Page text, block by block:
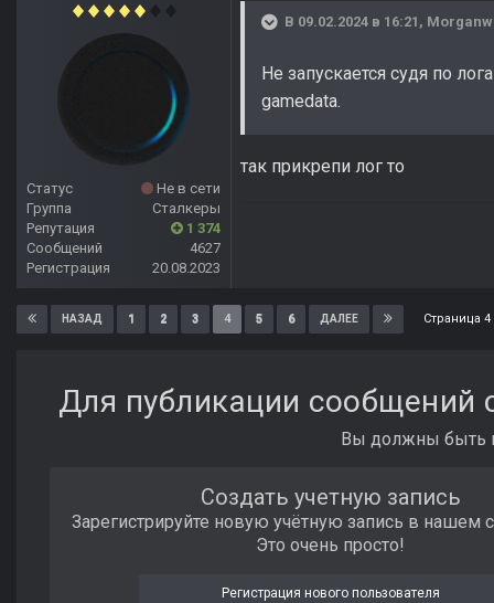
Статус
Не в сети
Группа
Сталкеры
Репутация
1 374
Сообщений
4627
Регистрация
20.08.2023
В 09.02.2024 в 16:21,
Не запускается судя по
gamedata.
так прикрепи лог то
НАЗАД 1 2 3 4 5 6 ДАЛЕЕ Страница
Для публикации сообщений
Вы должны быть
Создать учетную запись
Зарегистрируйте новую учётную запись в нашем
Это очень просто!
Регистрация нового пользователя